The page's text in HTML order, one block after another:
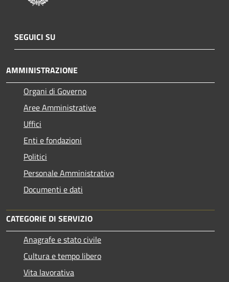
SEGUICI SU
AMMINISTRAZIONE
Organi di Governo
Aree Amministrative
Uffici
Enti e fondazioni
Politici
Personale Amministrativo
Documenti e dati
CATEGORIE DI SERVIZIO
Anagrafe e stato civile
Cultura e tempo libero
Vita lavorativa